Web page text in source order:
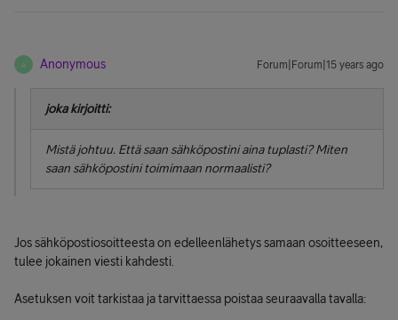
A Anonymous Forum|Forum|15 years ago
joka kirjoitti:
Mistä johtuu. Että saan sähköpostini aina tuplasti? Miten
saan sähköpostini toimimaan normaalisti?
Jos sähköpostiosoitteesta on edelleenlähetys samaan osoitteeseen,
tulee jokainen viesti kahdesti.
Asetuksen voit tarkistaa ja tarvittaessa poistaa seuraavalla tavalla: